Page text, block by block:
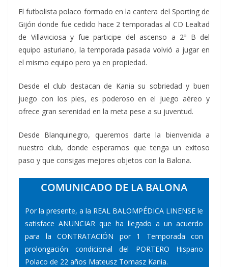
El futbolista polaco formado en la cantera del Sporting de
Gijón donde fue cedido hace 2 temporadas al CD Lealtad
de Villaviciosa y fue participe del ascenso a 2º B del
equipo asturiano, la temporada pasada volvió a jugar en
el mismo equipo pero ya en propiedad.
Desde el club destacan de Kania su sobriedad y buen
juego con los pies, es poderoso en el juego aéreo y
ofrece gran serenidad en la meta pese a su juventud.
Desde Blanquinegro, queremos darte la bienvenida a
nuestro club, donde esperamos que tenga un exitoso
paso y que consigas mejores objetos con la Balona.
COMUNICADO DE LA BALONA
Por la presente, a la REAL BALOMPÉDICA LINENSE le
satisface ANUNCIAR que ha llegado a un acuerdo
para la CONTRATACIÓN por 1 Temporada con
prolongación condicional del PORTERO Hispano
Polaco de 22 años Mateusz Tomasz Kania.